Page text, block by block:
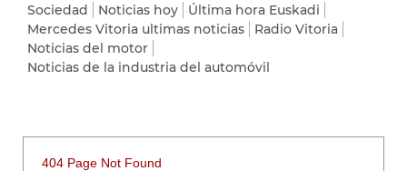
Sociedad Noticias hoy
Última hora Euskadi
Mercedes Vitoria ultimas noticias
Radio Vitoria
Noticias del motor
Noticias de la industria del automóvil
404 Page Not Found